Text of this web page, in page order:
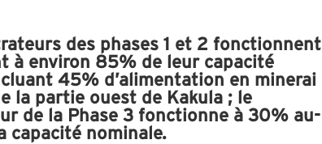
des phases 1 et 2 fonctionnent
à environ 85% de leur capacité
45% d’alimentation en minerai
la partie ouest de Kakula ; le
de la Phase 3 fonctionne à 30% au-
capacité nominale.